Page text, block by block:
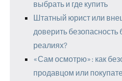
выбрать и где купить
Штатный юрист или
доверить безопасность
реалиях?
«Сам осмотрю»: как
продавцом или